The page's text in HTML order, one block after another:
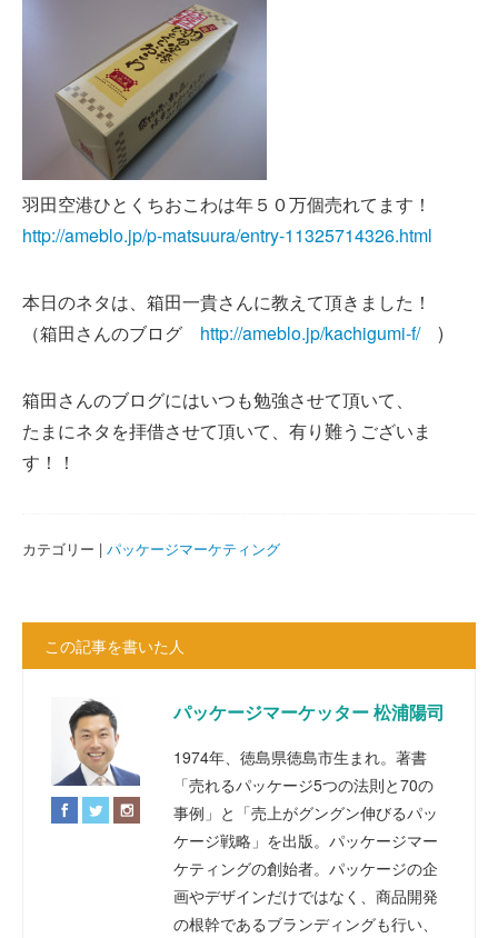
羽田空港ひとくちおこわは年５０万個売れてます！
http://ameblo.jp/p-matsuura/entry-11325714326.html
本日のネタは、箱田一貴さんに教えて頂きました！
（箱田さんのブログ http://ameblo.jp/kachigumi-f/)
箱田さんのブログにはいつも勉強させて頂いて、
たまにネタを拝借させて頂いて、有り難うございま
す！！
カテゴリー | パッケージマーケティング
この記事を書いた人
パッケージマーケッター 松浦陽司
1974年、徳島県徳島市生まれ。著書
「売れるパッケージ5つの法則と70の
事例」と「売上がグングン伸びるパッ
ケージ戦略」を出版。パッケージマー
ケティングの創始者。パッケージの企
画やデザインだけではなく、商品開発
の根幹であるブランディングも行い、